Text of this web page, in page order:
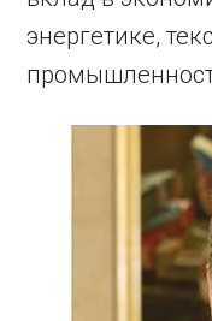
энергетике,